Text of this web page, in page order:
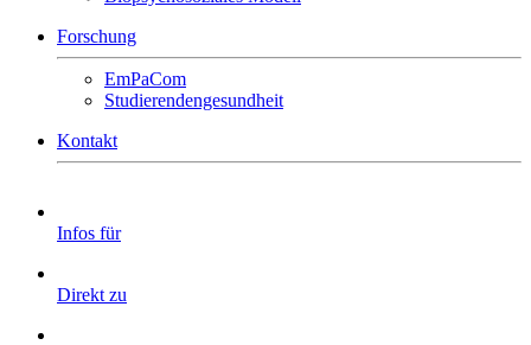
Forschung
EmPaCom
Studierendengesundheit
Kontakt
Infos für
Direkt zu